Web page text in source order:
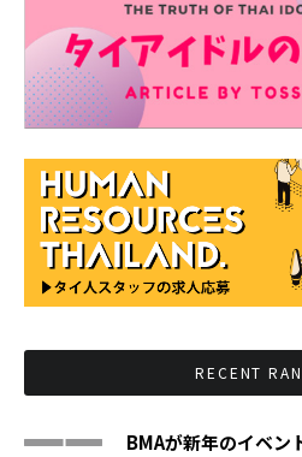
RECENT
BMAが新年のイベン